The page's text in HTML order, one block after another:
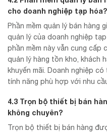
cho doanh nghiệp tạp hóa?
Phần mềm quản lý bán hàng
quản lý của doanh nghiệp
phần mềm này vẫn cung
quản lý hàng tồn kho, khách
khuyến mãi. Doanh nghiệp
tính năng phù hợp với nhu
4.3 Trọn bộ thiết bị bán
không chuyên?
Trọn bộ thiết bị bán hàng